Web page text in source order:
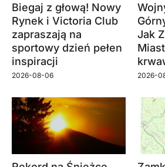
Biegaj z głową! Nowy
Rynek i Victoria Club
zapraszają na
sportowy dzień pełen
inspiracji
2026-08-06
Jak
2026-